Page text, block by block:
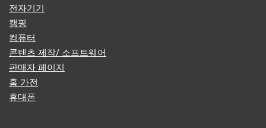
전자기기
캠핑
컴퓨터
콘텐츠 제작/ 소프트웨어
판매자 페이지
홈 가전
휴대폰